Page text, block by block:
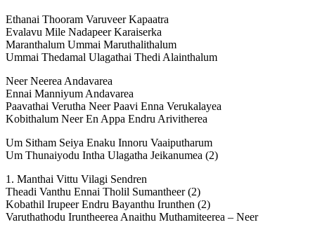
Ethanai Thooram Varuveer Kapaatra
Evalavu Mile Nadapeer Karaiserka
Maranthalum Ummai Maruthalithalum
Ummai Thedamal Ulagathai Thedi Alainthalum
Neer Neerea Andavarea
Ennai Manniyum Andavarea
Paavathai Verutha Neer Paavi Enna Verukalayea
Kobithalum Neer En Appa Endru Arivitherea
Um Sitham Seiya Enaku Innoru Vaaiputharum
Um Thunaiyodu Intha Ulagatha Jeikanumea (2)
1. Manthai Vittu Vilagi Sendren
Theadi Vanthu Ennai Tholil Sumantheer (2)
Kobathil Irupeer Endru Bayanthu Irunthen (2)
Varuthathodu Iruntheerea Anaithu Muthamiteerea – Neer